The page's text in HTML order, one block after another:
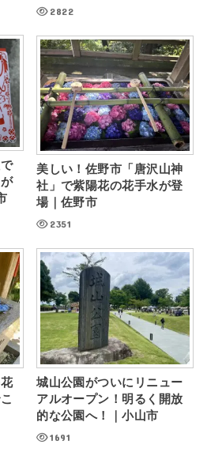
2822
美しい！佐野市「唐沢山神
社」で紫陽花の花手水が登
場｜佐野市
2351
城山公園がついにリニュー
アルオープン！明るく開放
的な公園へ！｜小山市
1691